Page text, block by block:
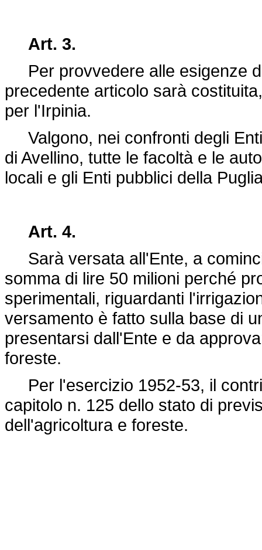
Art. 3.
Per provvedere alle esigenze
precedente articolo sarà
per l'Irpinia.
Valgono, nei confronti degli
di Avellino, tutte le facoltà e le
locali e gli Enti pubblici della
Art. 4.
Sarà versata all'Ente, a
somma di lire 50 milioni perché
sperimentali, riguardanti
versamento è fatto sulla base di
presentarsi dall'Ente e da
foreste.
Per l'esercizio 1952-53, il
capitolo n. 125 dello stato di
dell'agricoltura e foreste.